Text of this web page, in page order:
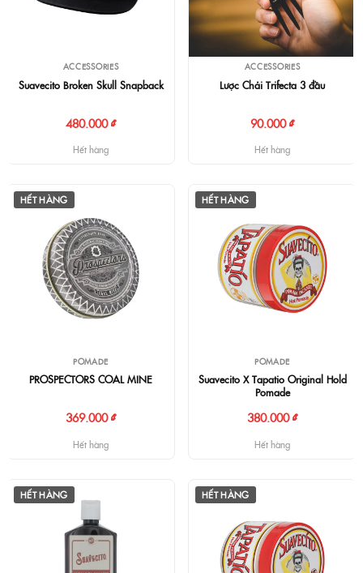
ACCESSORIES
Suavecito Broken Skull Snapback
480.000 ₫
Hết hàng
ACCESSORIES
Lược Chải Trifecta 3 đầu
90.000 ₫
Hết hàng
HẾT HÀNG
POMADE
PROSPECTORS COAL MINE
369.000 ₫
Hết hàng
HẾT HÀNG
POMADE
Suavecito X Tapatio Original Hold
Pomade
380.000 ₫
Hết hàng
HẾT HÀNG HẾT HÀNG